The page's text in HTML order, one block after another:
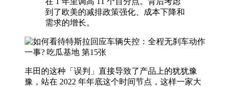
到了欧美的减排政策强化、成本下降和
需求的增长。
丰田的这种「误判」直接导致了产品上的犹犹豫
豫，站在 2022 年年底这个时间节点，这样一家大